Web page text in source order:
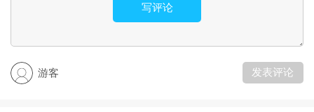
写评论
游客 发表评论